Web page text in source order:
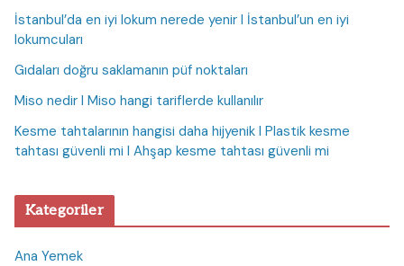
İstanbul’da en iyi lokum nerede yenir I İstanbul’un en iyi
lokumcuları
Gıdaları doğru saklamanın püf noktaları
Miso nedir I Miso hangi tariflerde kullanılır
Kesme tahtalarının hangisi daha hijyenik I Plastik kesme
tahtası güvenli mi I Ahşap kesme tahtası güvenli mi
Kategoriler
Ana Yemek